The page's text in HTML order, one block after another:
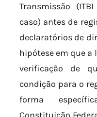
Transmissão
caso) antes de
declaratórios de
hipótese em que
verificação de
condição para o
forma